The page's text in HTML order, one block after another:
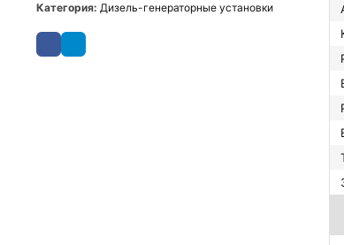
Категория: Дизель-генераторные установки